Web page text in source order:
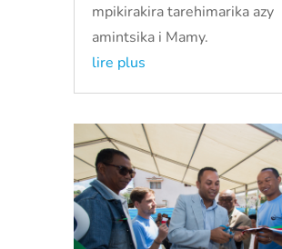
mpikirakira tarehimarika azy
amintsika i Mamy.
lire plus